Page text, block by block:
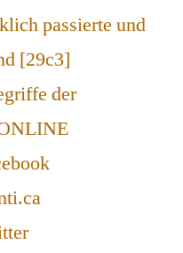
passierte und
[29c3]
der